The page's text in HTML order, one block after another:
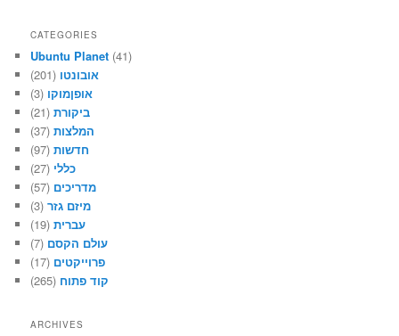
CATEGORIES
Ubuntu Planet (41)
אובונטו (201)
אופןמוקו (3)
ביקורת(21)
המלצות(37)
חדשות(97)
כללי (27)
מדריכים (57)
מיזם גזר(3)
עברית(19)
עולם הקסם (7)
פרוייקטים (17)
קוד פתוח (265)
ARCHIVES